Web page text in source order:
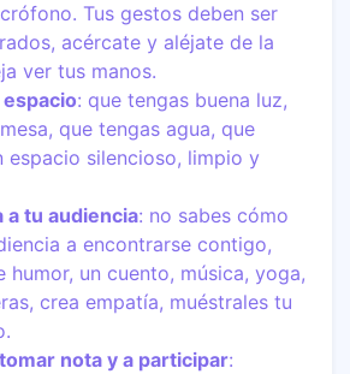
Tus gestos deben ser
acércate y aléjate de la
ver tus manos.
: que tengas buena luz,
que tengas agua, que
espacio silencioso, limpio y
a tu audiencia: no sabes cómo
a encontrarse contigo,
humor, un cuento, música, yoga,
crea empatía, muéstrales tu
nota y a participar: